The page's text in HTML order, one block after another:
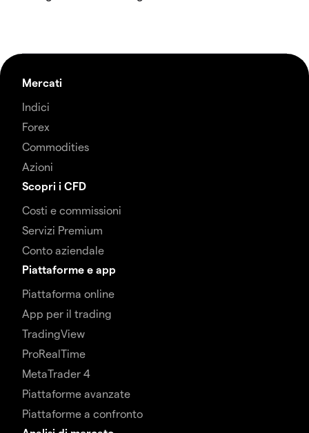
Mercati
Indici
Forex
Commodities
Azioni
Scopri i CFD
Costi e commissioni
Servizi Premium
Conto aziendale
Piattaforme e app
Piattaforma online
App per il trading
TradingView
ProRealTime
MetaTrader 4
Piattaforme avanzate
Piattaforme a confronto